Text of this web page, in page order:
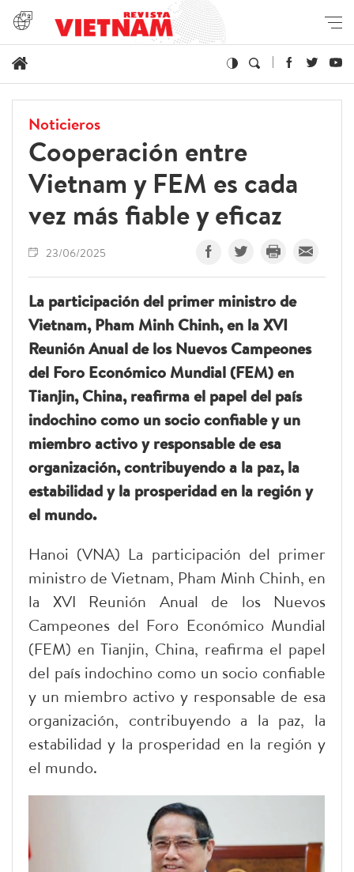
Noticieros
Cooperación entre
Vietnam y FEM es cada
vez más fiable y eficaz
23/06/2025
La participación del primer ministro de
Vietnam, Pham Minh Chinh, en la XVI
Reunión Anual de los Nuevos Campeones
del Foro Económico Mundial (FEM) en
Tianjin, China, reafirma el papel del país
indochino como un socio confiable y un
miembro activo y responsable de esa
organización, contribuyendo a la paz, la
estabilidad y la prosperidad en la región y
el mundo.
Hanoi (VNA) La participación del primer
ministro de Vietnam, Pham Minh Chinh, en
la XVI Reunión Anual de los Nuevos
Campeones del Foro Económico Mundial
(FEM) en Tianjin, China, reafirma el papel
del país indochino como un socio confiable
y un miembro activo y responsable de esa
organización, contribuyendo a la paz, la
estabilidad y la prosperidad en la región y
el mundo.